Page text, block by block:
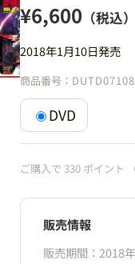
¥6,600 （税込）
2018年1月10日発売
商品番号： DUTD07108
DVD
ご購入で 330 ポイント
販売情報
販売期間：2018